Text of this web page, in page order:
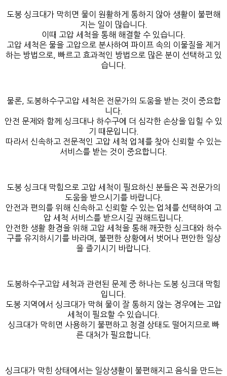
도봉 싱크대가 막히면 물이 원활하게 통하지 않아 생활이 불편해
지는 일이 많습니다.
이때 고압 세척을 통해 해결할 수 있습니다.
고압 세척은 물을 고압으로 분사하여 파이프 속의 이물질을 제거
하는 방법으로, 빠르고 효과적인 방법으로 많은 분이 선택하고 있
습니다.
물론, 도봉하수구고압 세척은 전문가의 도움을 받는 것이 중요합
니다.
안전 문제와 함께 싱크대나 하수구에 더 심각한 손상을 입힐 수 있
기 때문입니다.
따라서 신속하고 전문적인 고압 세척 업체를 찾아 신뢰할 수 있는
서비스를 받는 것이 중요합니다.
도봉 싱크대 막힘으로 고압 세척이 필요하신 분들은 꼭 전문가의
도움을 받으시기를 바랍니다.
안전과 편의를 위해 신속하고 신뢰할 수 있는 업체를 선택하여 고
압 세척 서비스를 받으시길 권해드립니다.
안전한 생활 환경을 위해 고압 세척을 통해 깨끗한 싱크대와 하수
구를 유지하시기를 바라며, 불편한 상황에서 벗어나 편안한 일상
을 즐기시기 바랍니다.
도봉하수구고압 세척과 관련된 문제 중 하나는 도봉 싱크대 막힘
입니다.
도봉 지역에서 싱크대가 막혀 물이 잘 통하지 않는 경우에는 고압
세척이 필요할 수 있습니다.
싱크대가 막히면 사용하기 불편하고 청결 상태도 떨어지므로 빠
른 대처가 필요합니다.
싱크대가 막힌 상태에서는 일상생활이 불편해지고 음식을 만드는